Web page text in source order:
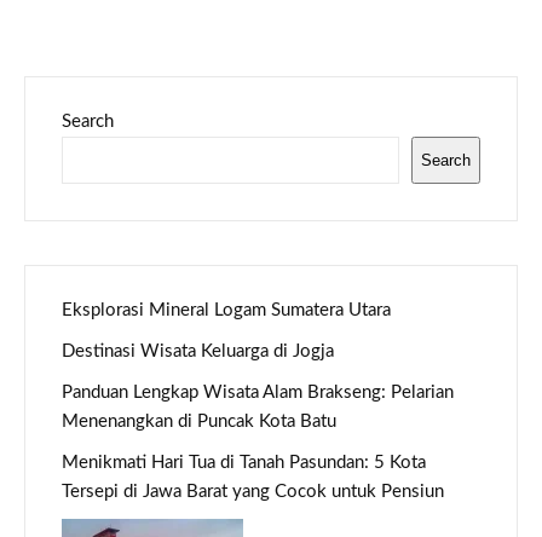
Search
Search
Eksplorasi Mineral Logam Sumatera Utara
Destinasi Wisata Keluarga di Jogja
Panduan Lengkap Wisata Alam Brakseng: Pelarian
Menenangkan di Puncak Kota Batu
Menikmati Hari Tua di Tanah Pasundan: 5 Kota
Tersepi di Jawa Barat yang Cocok untuk Pensiun